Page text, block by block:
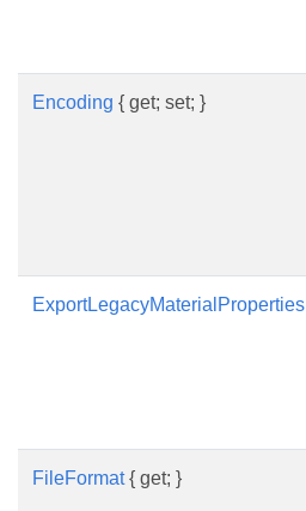
Encoding { get; set; }
ExportLegacyMaterialProperties
FileFormat{ get; }